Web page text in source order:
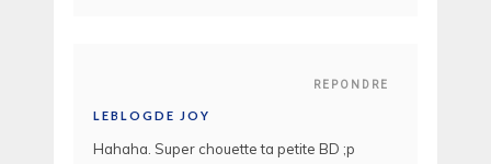
REPONDRE
LEBLOGDE JOY
Hahaha. Super chouette ta petite BD ;p